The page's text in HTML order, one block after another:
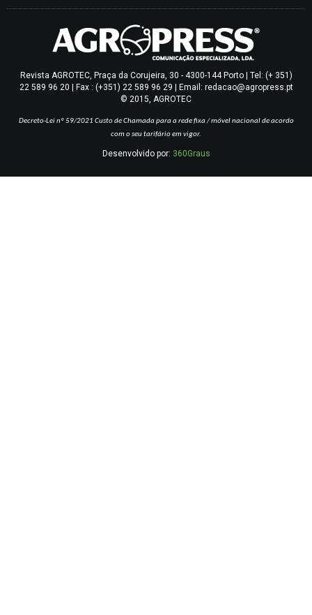
Revista AGROTEC, Praça da Corujeira, 30 - 4300-144 Porto | Tel: (+ 351)
22 589 96 20 | Fax : (+351) 22 589 96 29 | Email: redacao@agropress.pt
© 2015, AGROTEC
Decreto-Lei nº 59/2021 Custo de Chamada para a rede fixa / móvel nacional de acordo
com o seu tarifário em vigor.
Desenvolvido por: 360Graus